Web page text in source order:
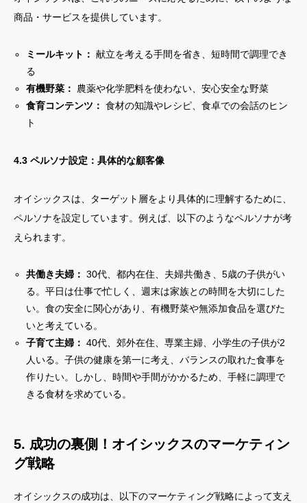
商品・サービスを提供しています。
ミールキット： 献立を考える手間を省き、短時間で調理でき
る
有機野菜：
農薬や化学肥料を使わない、安心安全な野菜
食育コンテンツ： 食材の知識やレシピ、食卓での会話のヒン
ト
4.3 ペルソナ設定：具体的な顧客像
オイシックスは、ターゲット層をより具体的に理解するために、
ペルソナを設定しています。例えば、以下のようなペルソナが考
えられます。
共働き夫婦： 30代、都内在住、夫婦共働き、5歳の子供がい
る。平日は仕事で忙しく、週末は家族との時間を大切にした
い。食の安全に関心があり、有機野菜や無添加食品を選びた
いと考えている。
子育て主婦： 40代、郊外在住、専業主婦、小学生の子供が2
人いる。子供の健康を第一に考え、バランスの取れた食事を
作りたい。しかし、時間や手間がかかるため、手軽に調理で
きる食材を求めている。
5. 成功の裏側！オイシックスのマーケティン
グ戦略
オイシックスの成功は、以下のマーケティング戦略によって支え